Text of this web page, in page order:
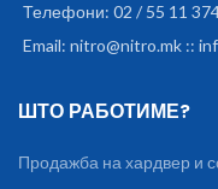
Телефони: 02 / 55 11
Email: nitro@nitro.mk ::
ШТО РАБОТИМЕ?
Продажба на хардвер и